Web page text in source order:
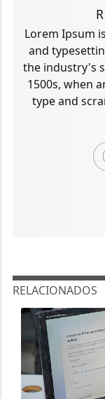
Lorem Ipsum
and
the industry's
1500s, when
type and
RELACIONADOS